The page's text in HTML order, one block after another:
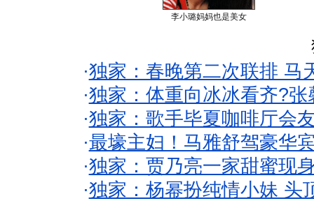
李小璐妈妈也是美女
·独家：春晚第二次联排 马
·独家：体重向冰冰看齐?
·独家：歌手毕夏咖啡厅会
·最壕主妇！马雅舒驾豪华
·独家：贾乃亮一家甜蜜现
·独家：杨幂扮纯情小妹 头